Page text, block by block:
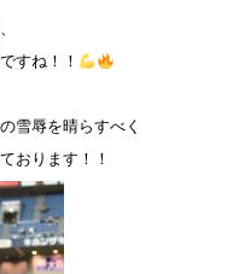
すね！！
雪辱を晴らすべく
おります！！